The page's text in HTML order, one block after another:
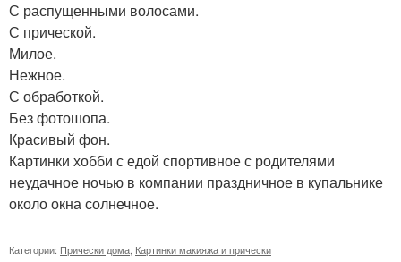
С распущенными волосами.
С прической.
Милое.
Нежное.
С обработкой.
Без фотошопа.
Красивый фон.
Картинки хобби с едой спортивное с родителями
неудачное ночью в компании праздничное в купальнике
около окна солнечное.
Категории: Прически дома Картинки макияжа и прически